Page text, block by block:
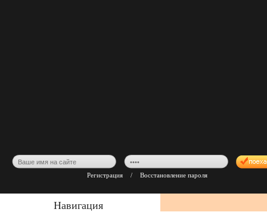
Регистрация / Восстановление пароля
Навигация